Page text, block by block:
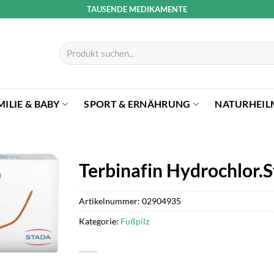
TAUSENDE MEDIKAMENTE
Suchen
nach:
& BABY SPORT & ERNÄHRUNG
Terbinafin
Artikelnummer: 02904935
Kategorie: Fußpilz